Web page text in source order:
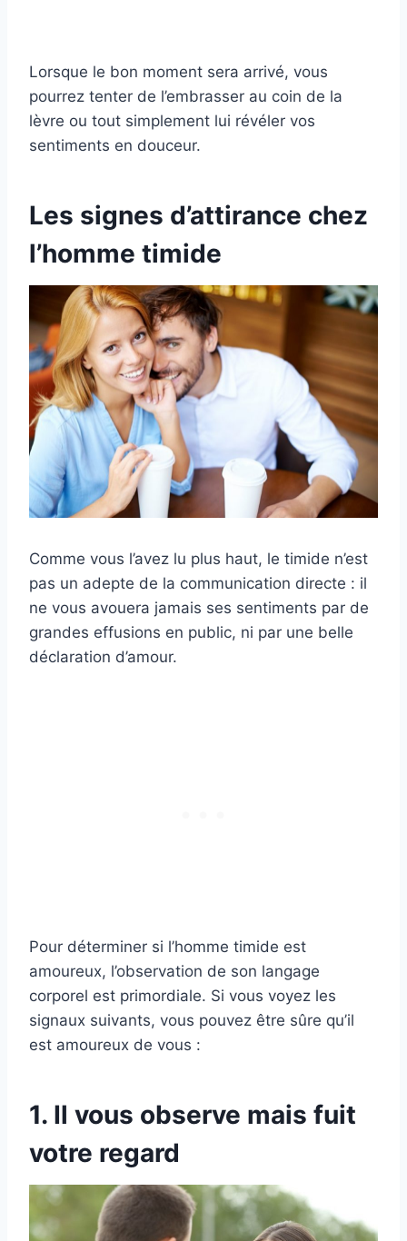
Lorsque le bon moment sera arrivé, vous
pourrez tenter de l’embrasser au coin de la
lèvre ou tout simplement lui révéler vos
sentiments en douceur.
Les signes d’attirance chez
l’homme timide
Comme vous l’avez lu plus haut, le timide n’est
pas un adepte de la communication directe : il
ne vous avouera jamais ses sentiments par de
grandes effusions en public, ni par une belle
déclaration d’amour.
Pour déterminer si l’homme timide est
amoureux, l’observation de son langage
corporel est primordiale. Si vous voyez les
signaux suivants, vous pouvez être sûre qu’il
est amoureux de vous :
1. Il vous observe mais fuit
votre regard